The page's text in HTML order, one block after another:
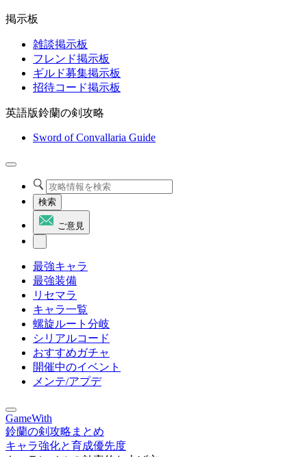
掲示板
雑談掲示板
フレンド掲示板
ギルド募集掲示板
招待コード掲示板
英語版鈴蘭の剣攻略
Sword of Convallaria Guide
検索
ご意見
最強キャラ
最強装備
リセマラ
キャラ一覧
螺旋ルート分岐
シリアルコード
おすすめガチャ
開催中のイベント
メンテ/アプデ
GameWith
鈴蘭の剣攻略まとめ
キャラ強化と育成優先度